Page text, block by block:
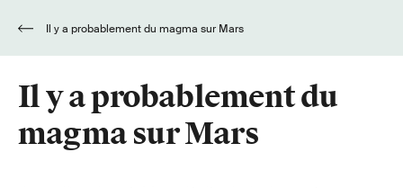
Il y a probablement du magma sur Mars
Il y a probablement du
magma sur Mars